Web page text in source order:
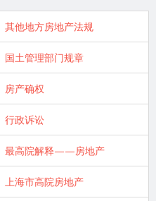
其他地方房地产法规
国土管理部门规章
房产确权
行政诉讼
最高院解释——房地产
上海市高院房地产